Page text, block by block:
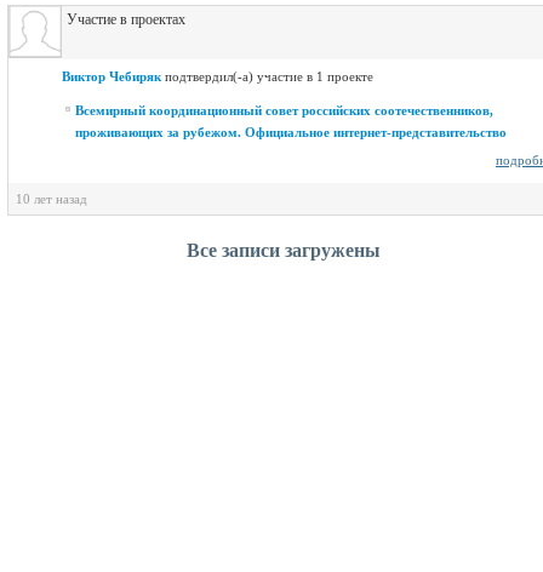
Участие в проектах
Виктор Чебиряк подтвердил(-а) участие в 1 проекте
Всемирный координационный совет российских соотечественников,
проживающих за рубежом. Официальное интернет-представительство
10 лет назад
Все записи загружены